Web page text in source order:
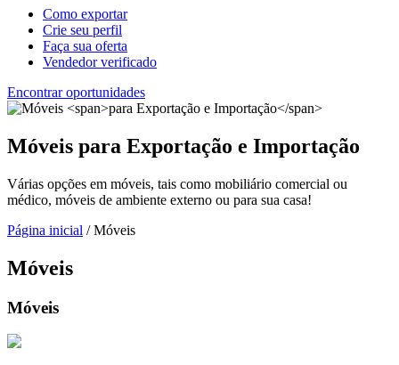
Como exportar
Crie seu perfil
Faça sua oferta
Vendedor verificado
Encontrar oportunidades
Móveis para Exportação e Importação
Várias opções em móveis, tais como mobiliário comercial ou
médico, móveis de ambiente externo ou para sua casa!
Página inicial / Móveis
Móveis
Móveis